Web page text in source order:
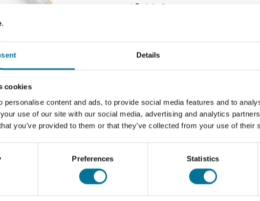
Details
cookies
personalise content and ads, to provide social media features and to
use of our site with our social media, advertising and analytics
you’ve provided to them or that they’ve collected from your use of their
Preferences Statistics
13,11 €
Seite drucken
oder des GO!-Motion an einen Digitalport eines LabQuest, LabCradle,